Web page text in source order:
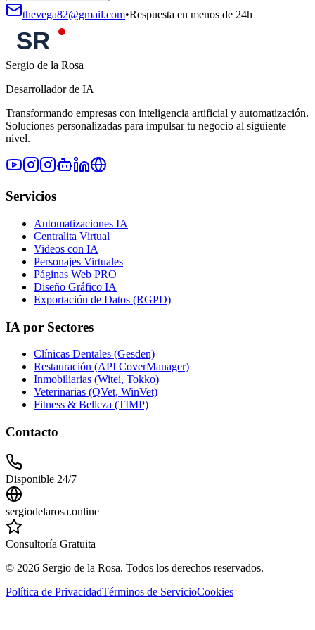
thevega82@gmail.com•Respuesta en menos de 24h
Sergio de la Rosa
Desarrollador de IA
Transformando empresas con inteligencia artificial y automatización.
Soluciones personalizadas para impulsar tu negocio al siguiente
nivel.
Servicios
Automatizaciones IA
Centralita Virtual
Videos con IA
Personajes Virtuales
Páginas Web PRO
Diseño Gráfico IA
Exportación de Datos (RGPD)
IA por Sectores
Clínicas Dentales (Gesden)
Restauración (API CoverManager)
Inmobiliarias (Witei, Tokko)
Veterinarias (QVet, WinVet)
Fitness & Belleza (TIMP)
Contacto
Disponible 24/7
sergiodelarosa.online
Consultoría Gratuita
© 2026 Sergio de la Rosa. Todos los derechos reservados.
Política de PrivacidadTérminos de ServicioCookies